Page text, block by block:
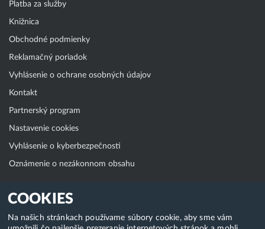
COOKIES
Na našich stránkach používame súbory cookie, aby sme vám
Platba za služby
Knižnica
Obchodné podmienky
Reklamačný poriadok
Vyhlásenie o ochrane osobných údajov
Kontakt
Partnerský program
Nastavenie cookies
Vyhlásenie o kyberbezpečnosti
Oznámenie o nezákonnom obsahu
Klientská zóna
WebAdmin